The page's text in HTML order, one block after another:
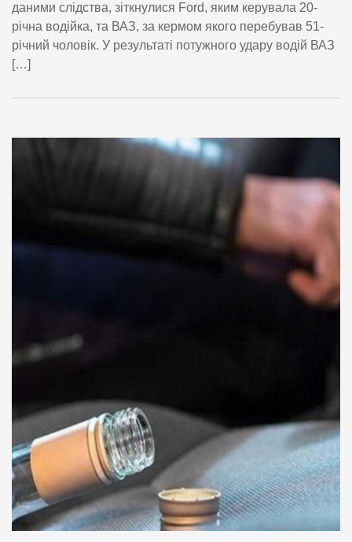
даними слідства, зіткнулися Ford, яким керувала 20-
річна водійка, та ВАЗ, за кермом якого перебував 51-
річний чоловік. У результаті потужного удару водій ВАЗ
[…]